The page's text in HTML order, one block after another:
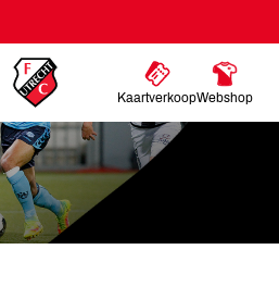
KaartverkoopWebshop